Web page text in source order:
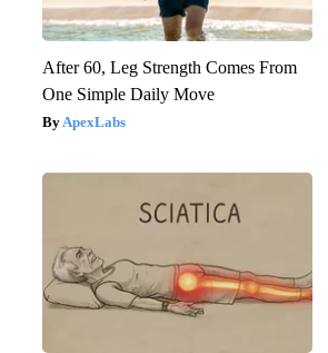
After 60, Leg Strength Comes From
One Simple Daily Move
ApexLabs